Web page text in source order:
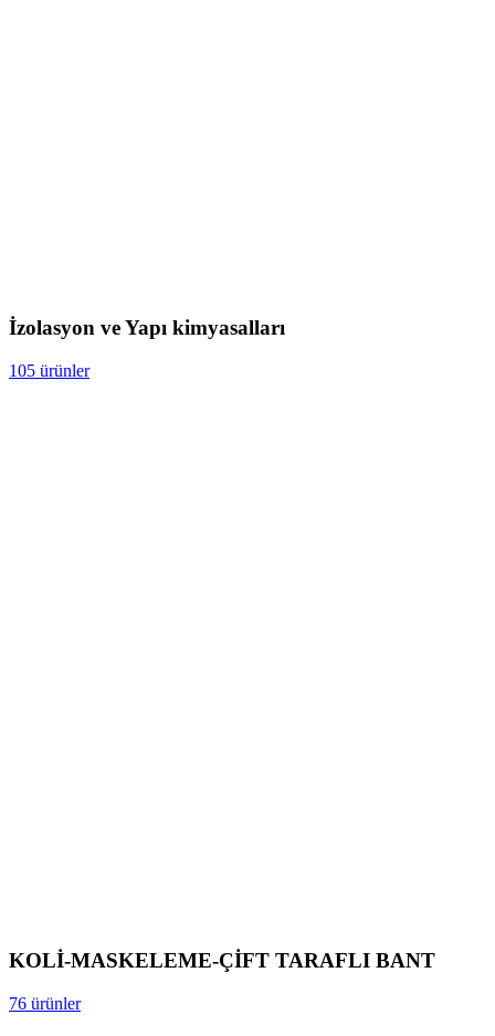
İzolasyon ve Yapı kimyasalları
105 ürünler
KOLİ-MASKELEME-ÇİFT TARAFLI BANT
76 ürünler